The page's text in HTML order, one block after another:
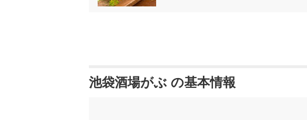
池袋酒場がぶ の基本情報